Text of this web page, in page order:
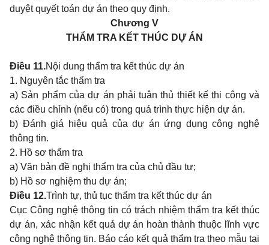
duyệt quyết toán dự án theo quy định.
Chương V
THẨM TRA KẾT THÚC DỰ ÁN
Điều 11.Nội dung thẩm tra kết thúc dự án
1. Nguyên tắc thẩm tra
a) Sản phẩm của dự án phải tuân thủ thiết kế thi công và
các điều chỉnh (nếu có) trong quá trình thực hiện dự án.
b) Đánh giá hiệu quả của dự án ứng dụng công nghệ
thông tin.
2. Hồ sơ thẩm tra
a) Văn bản đề nghị thẩm tra của chủ đầu tư;
b) Hồ sơ nghiệm thu dự án;
Điều 12.Trình tự, thủ tục thẩm tra kết thúc dự án
Cục Công nghệ thông tin có trách nhiệm thẩm tra kết thúc
dự án, xác nhận kết quả dự án hoàn thành thuộc lĩnh vực
công nghệ thông tin. Báo cáo kết quả thẩm tra theo mẫu tại